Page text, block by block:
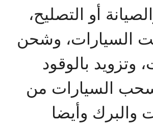
أو التصليح،
السيارات، وشحن
وتزويد بالوقود
السيارات من
والبرك وأيضا